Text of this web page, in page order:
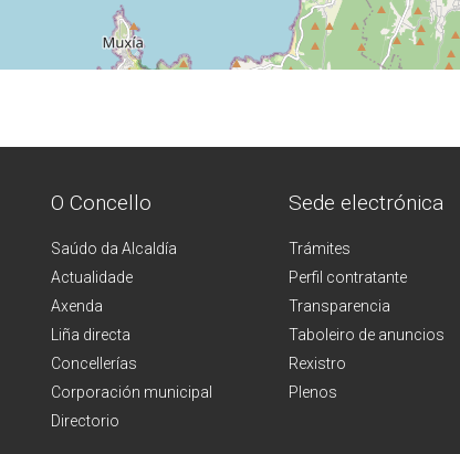
O Concello
Saúdo da Alcaldía
Actualidade
Axenda
Liña directa
Concellerías
Corporación municipal
Directorio
Sede electrónica
Trámites
Perfil contratante
Transparencia
Taboleiro de anuncios
Rexistro
Plenos